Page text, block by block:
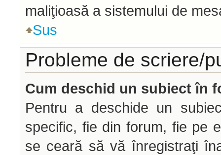
maliţioasă a sistemului de
Sus
Probleme de scriere/
Cum deschid un subiect în
Pentru a deschide un
specific, fie din forum, fie pe
se ceară să vă înregistraţi